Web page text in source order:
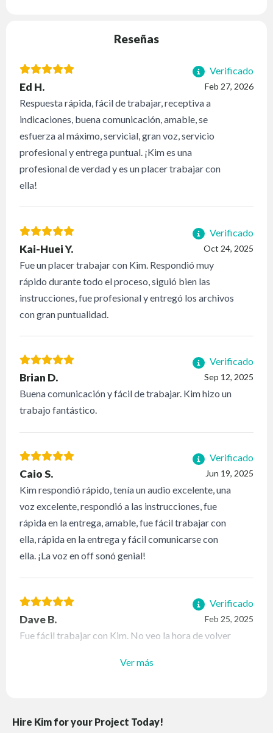
Reseñas
Verificado
Feb 27, 2026
Ed H.
Respuesta rápida, fácil de trabajar, receptiva a
indicaciones, buena comunicación, amable, se
esfuerza al máximo, servicial, gran voz, servicio
profesional y entrega puntual. ¡Kim es una
profesional de verdad y es un placer trabajar con
ella!
Verificado
Oct 24, 2025
Kai-Huei Y.
Fue un placer trabajar con Kim. Respondió muy
rápido durante todo el proceso, siguió bien las
instrucciones, fue profesional y entregó los archivos
con gran puntualidad.
Verificado
Sep 12, 2025
Brian D.
Buena comunicación y fácil de trabajar. Kim hizo un
trabajo fantástico.
Verificado
Jun 19, 2025
Caio S.
Kim respondió rápido, tenía un audio excelente, una
voz excelente, respondió a las instrucciones, fue
rápida en la entrega, amable, fue fácil trabajar con
ella, rápida en la entrega y fácil comunicarse con
ella. ¡La voz en off sonó genial!
Verificado
Feb 25, 2025
Dave B.
Fue fácil trabajar con Kim. No veo la hora de volver
Ver más
Hire Kim for your Project Today!